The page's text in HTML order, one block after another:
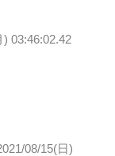
) 03:46:02.42
08/15(日)